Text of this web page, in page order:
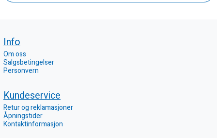
Info
Om oss
Salgsbetingelser
Personvern
Kundeservice
Retur og reklamasjoner
Åpningstider
Kontaktinformasjon